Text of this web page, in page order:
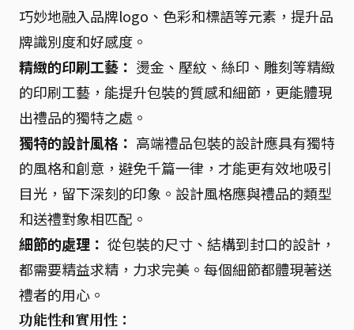
巧妙地融入品牌logo、色彩和標語等元素，提升品
牌識別度和好感度。
精緻的印刷工藝： 燙金、壓紋、絲印、雕刻等精緻
的印刷工藝，能提升包裝的質感和細節，更能體現
出禮品的獨特之處。
獨特的設計風格： 高端禮品包裝的設計應具有獨特
的風格和創意，避免千篇一律，才能更有效地吸引
目光，留下深刻的印象。設計風格應與禮品的類型
和送禮對象相匹配。
細節的處理： 從包裝的尺寸、結構到封口的設計，
都需要精益求精，力求完美。每個細節都體現著送
禮者的用心。
功能性和實用性：